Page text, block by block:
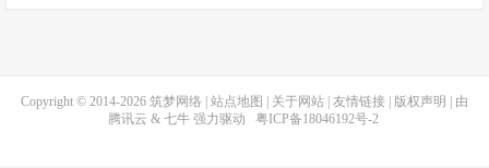
Copyright © 2014-2026 筑梦网络 站点地图 关于网站 友情链接 版权声明
| 由
腾讯云 & 七牛强力驱动 粤ICP备18046192号-2